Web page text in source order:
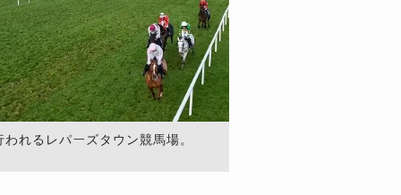
れるレパーズタウン競馬場。